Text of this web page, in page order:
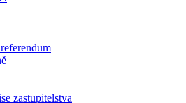
zastupitelstva